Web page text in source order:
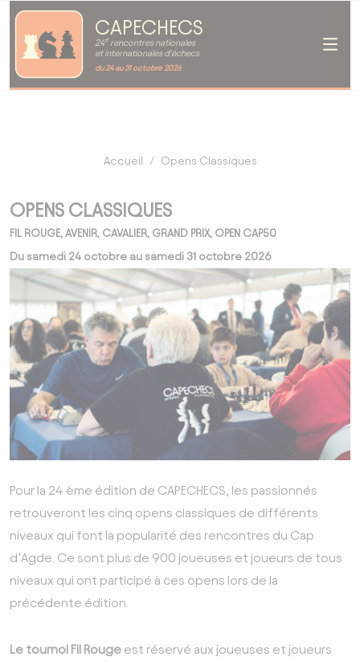
CAPECHECS
24e rencontres nationales
et internationales d'échecs
du 24 au 31 octobre 2026
Accueil Opens Classiques
OPENS CLASSIQUES
FIL ROUGE, AVENIR, CAVALIER, GRAND PRIX, OPEN CAP50
Du samedi 24 octobre au samedi 31 octobre 2026
Pour la 24 ème édition de CAPECHECS, les passionnés
retrouveront les cinq opens classiques de différents
niveaux qui font la popularité des rencontres du Cap
d’Agde. Ce sont plus de 900 joueuses et joueurs de tous
niveaux qui ont participé à ces opens lors de la
précédente édition.
Le tournoi Fil Rouge est réservé aux joueuses et joueurs